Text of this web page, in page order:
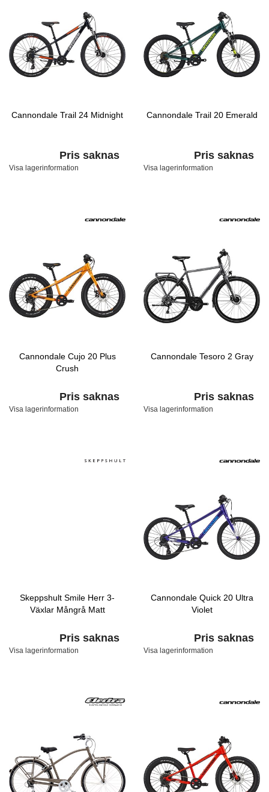
Cannondale Trail 24 Midnight
Pris saknas
Visa lagerinformation
Cannondale Trail 20 Emerald
Pris saknas
Visa lagerinformation
Cannondale Cujo 20 Plus
Crush
Pris saknas
Visa lagerinformation
Cannondale Tesoro 2 Gray
Pris saknas
Visa lagerinformation
Skeppshult Smile Herr 3-
Växlar Mångrå Matt
Pris saknas
Visa lagerinformation
Cannondale Quick 20 Ultra
Violet
Pris saknas
Visa lagerinformation